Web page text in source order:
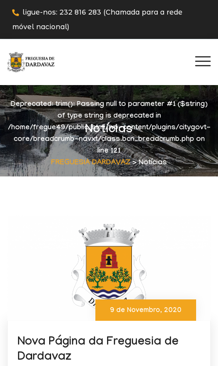
ligue-nos: 232 816 283 (Chamada para a rede
móvel nacional)
Notícias
Deprecated: trim(): Passing null to parameter #1 ($string)
of type string is deprecated in
/home/fregue49/public_html/wp-content/plugins/citygovt-
core/breadcrumb-navxt/class.bcn_breadcrumb.phpon
line121
FREGUESIA DARDAVAZ> Notícias
9 de Novembro, 2020
Nova Página da Freguesia de
Dardavaz